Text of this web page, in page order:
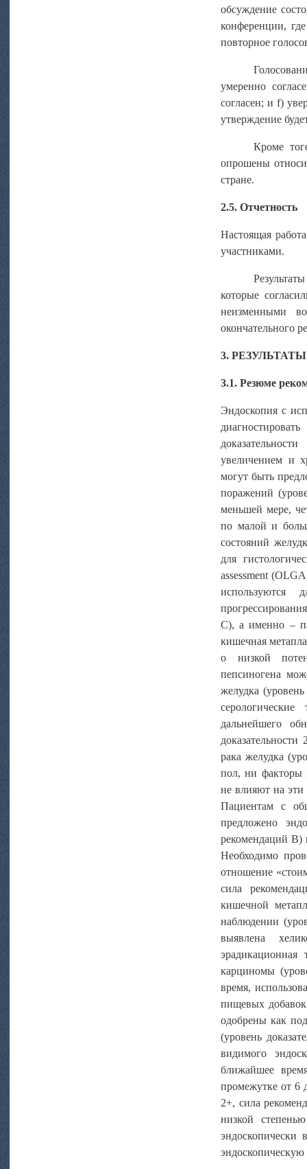
обсуждение
конференции,
повторное
умеренно
согласен; и f)
утверждение
Кроме
опрошены
стране.
2.5. Отчетность
Настоящая
участниками.
которые
неизменными
окончательного
3. РЕЗУЛЬТАТЫ
3.1. Резюме
Эндоскопия с
увеличением и
могут быть
поражений
меньшей мере,
по малой и
состояний
для
assessment
C), а именно –
кишечная
о низкой
пепсиногена
желудка
дальнейшего
рака желудка
пол, ни факторы
не влияют на эти
Пациентам с
предложено
рекомендаций B)
Необходимо
отношение
сила
кишечной
наблюдении
выявлена
эрадикационная
карциномы
время,
пищевых
одобрены как
(уровень
видимого
ближайшее
промежутке от 6
2+, сила
низкой
эндоскопически